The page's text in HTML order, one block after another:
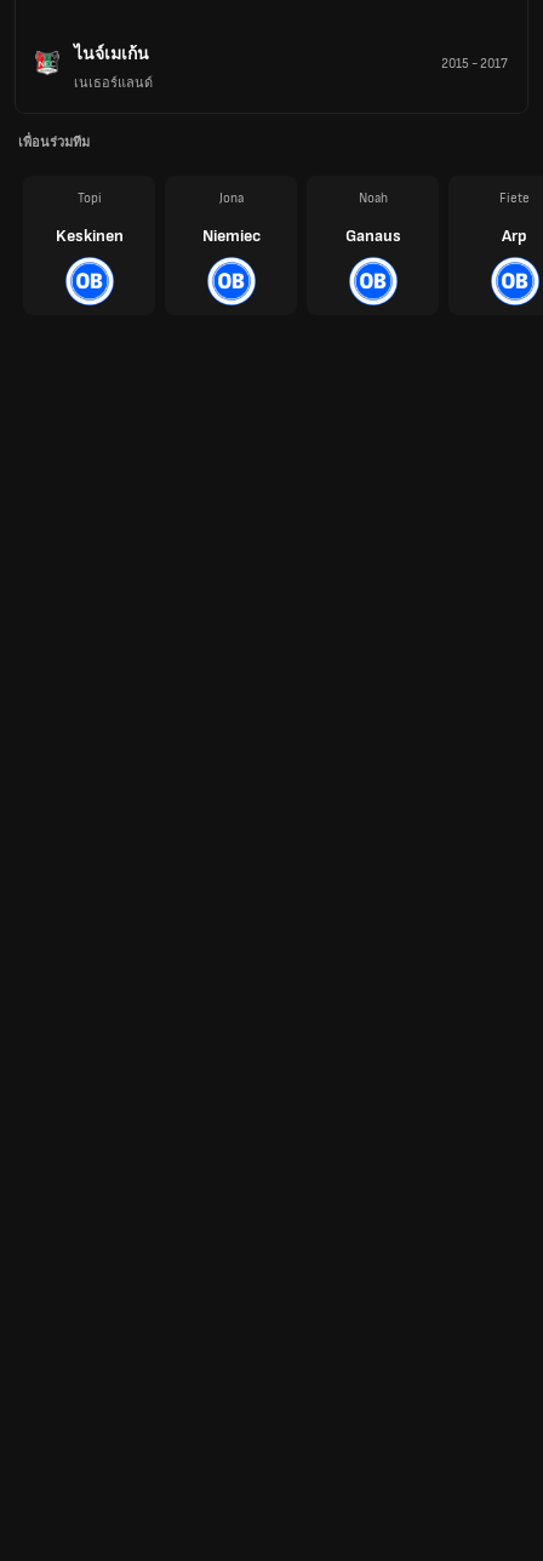
ไนจ์เมเก้น
เนเธอร์แลนด์
2015 -2017
เพื่อนร่วมทีม
Topi
Keskinen
Jona
Niemiec
Noah
Ganaus
Fiete
Arp